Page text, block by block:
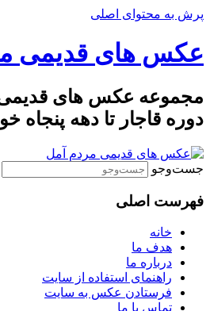
پرش به محتوای اصلی
عکس های قدیمی
مجموعه عکس های قدیمی
دوره قاجار تا دهه پنجاه
جست‌وجو
فهرست اصلی
خانه
هدف ما
درباره ما
راهنمای استفاده از سایت
فرستادن عکس به سایت
تماس با ما